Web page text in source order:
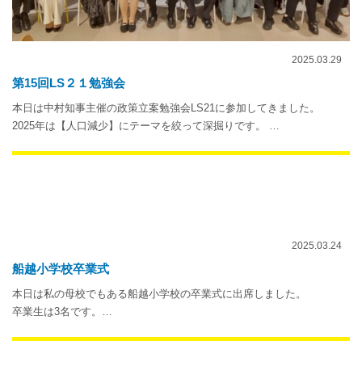
2025.03.29
第15回LS２１勉強会
本日は中村知事主催の政策立案勉強会LS21に参加してきました。
2025年は【人口減少】にテーマを絞って深掘りです。 …
2025.03.24
船越小学校卒業式
本日は私の母校でもある船越小学校の卒業式に出席しました。
卒業生は3名です。…